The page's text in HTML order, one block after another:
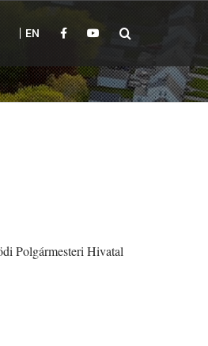
EN
Polgármesteri Hivatal